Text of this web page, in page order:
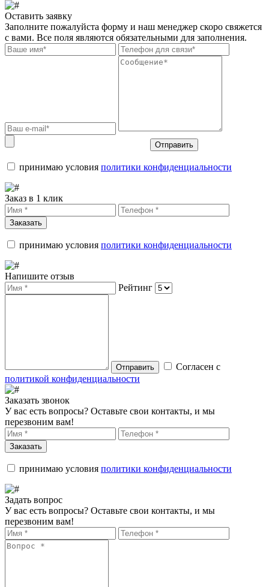
Оставить заявку
Заполните пожалуйста форму и наш менеджер скоро свяжется
с вами. Все поля являются обязательными для заполнения.
Отправить
принимаю условия политики конфиденциальности
Заказ в 1 клик
Заказать
принимаю условия политики конфиденциальности
Напишите отзыв
Рейтинг
Отправить
Согласен с
политикой конфиденциальности
Заказать звонок
У вас есть вопросы? Оставьте свои контакты, и мы
перезвоним вам!
Заказать
принимаю условия политики конфиденциальности
Задать вопрос
У вас есть вопросы? Оставьте свои контакты, и мы
перезвоним вам!